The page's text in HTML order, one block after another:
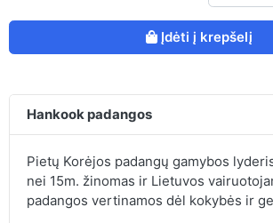
Įdėti į krepšelį
Hankook padangos
Pietų Korėjos padangų gamybos
nei 15m. žinomas ir Lietuvos
padangos vertinamos dėl kokybės ir